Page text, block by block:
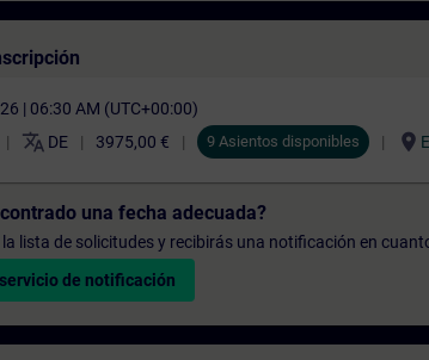
| 06:30 AM (UTC+00:00)
translate DE 3975,00 € 9 Asientos disponibles location_on
una fecha adecuada?
lista de solicitudes y recibirás una notificación en
de notificación